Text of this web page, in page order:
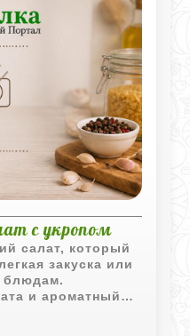
с укропом
салат, который
закуска или
блюдам.
и ароматный
приятным в